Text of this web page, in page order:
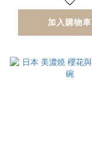
加入購物車